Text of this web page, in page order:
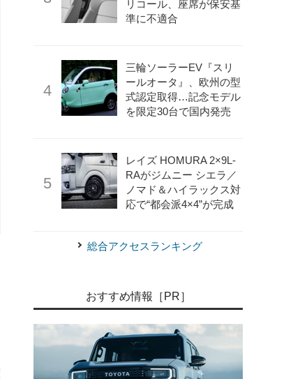
《photo by Ferrari》 フェラーリ F80
リコール、座席が保安基
準に不適合
三輪ソーラーEV『スリ
ールオータ』、欧州の型
式認定取得…記念モデル
を限定30台で国内発売
レイズ HOMURA 2×9L-
RAがジムニー シエラ／
ノマド＆ハイラックス対
応で“都会派4×4”が完成
総合アクセスランキング
おすすめ情報［PR］